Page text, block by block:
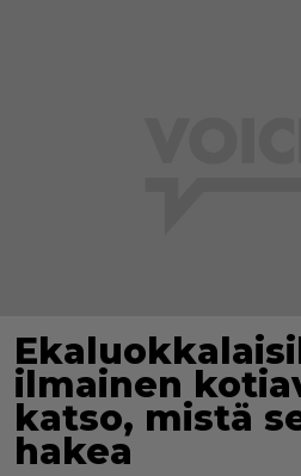
ilmainen
katso, mistä
hakea